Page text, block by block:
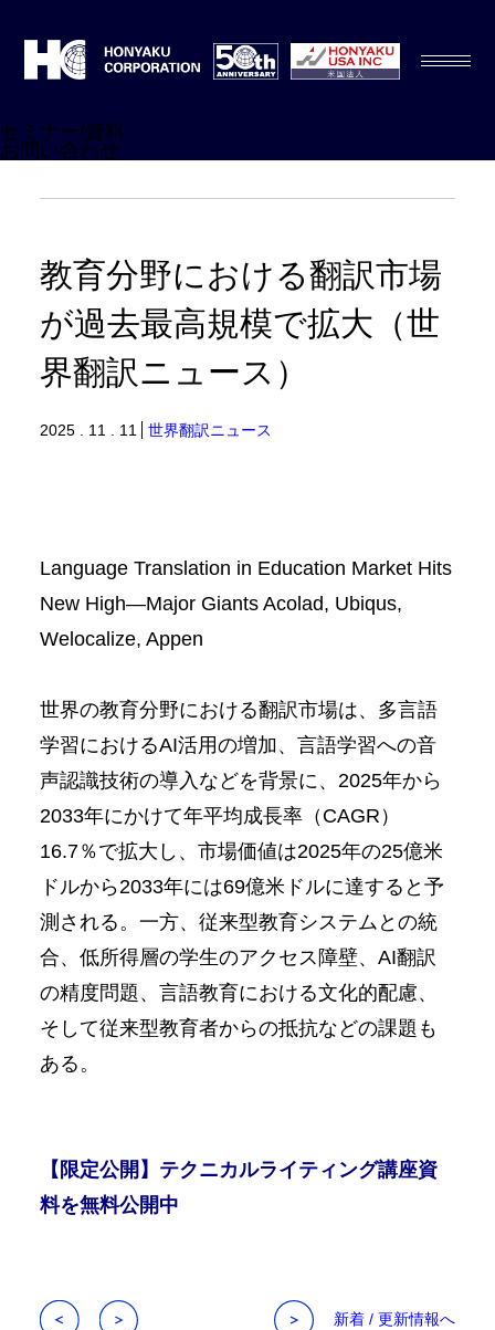
セミナー/資料
お問い合わせ
教育分野における翻訳市場
が過去最高規模で拡大（世
界翻訳ニュース）
2025 . 11 . 11 世界翻訳ニュース
Language Translation in Education Market Hits
New High—Major Giants Acolad, Ubiqus,
Welocalize, Appen
世界の教育分野における翻訳市場は、多言語
学習におけるAI活用の増加、言語学習への音
声認識技術の導入などを背景に、2025年から
2033年にかけて年平均成長率（CAGR）
16.7％で拡大し、市場価値は2025年の25億米
ドルから2033年には69億米ドルに達すると予
測される。一方、従来型教育システムとの統
合、低所得層の学生のアクセス障壁、AI翻訳
の精度問題、言語教育における文化的配慮、
そして従来型教育者からの抵抗などの課題も
ある。
【限定公開】テクニカルライティング講座資
料を無料公開中
新着 / 更新情報へ